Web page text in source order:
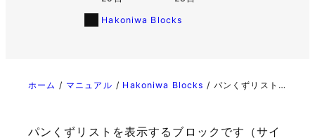
Hakoniwa Blocks
ホーム マニュアル Hakoniwa Blocks パンくずリスト ブロック
パンくずリストを表示するブロックです（サイ